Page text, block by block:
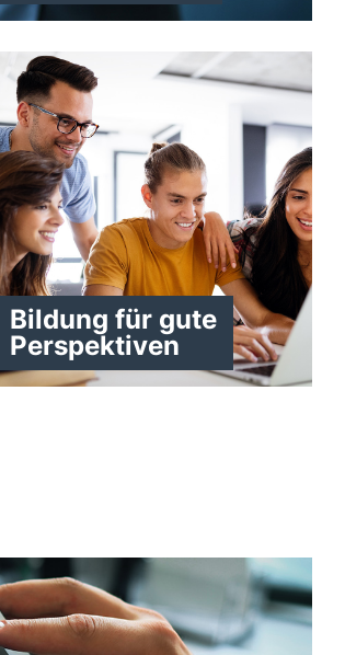
Bildung für gute
Perspektiven